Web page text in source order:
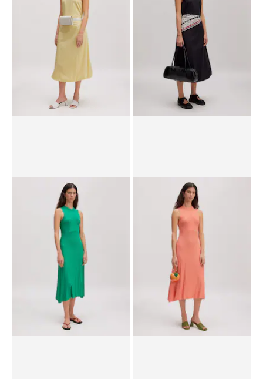
119.00 CHF99.90 CHF 119.00 CHF 82.90 CHF